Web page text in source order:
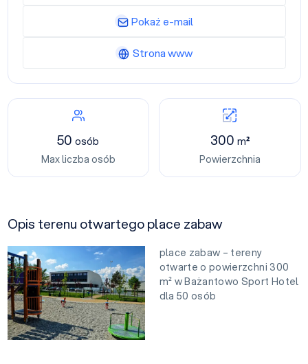
50osób
Max liczba osób
300 m²
Powierzchnia
Opis terenu otwartego place zabaw
place zabaw – tereny
otwarte o powierzchni 300
m² w Bażantowo Sport Hotel
dla 50 osób
Pokaż e-mail
Strona www